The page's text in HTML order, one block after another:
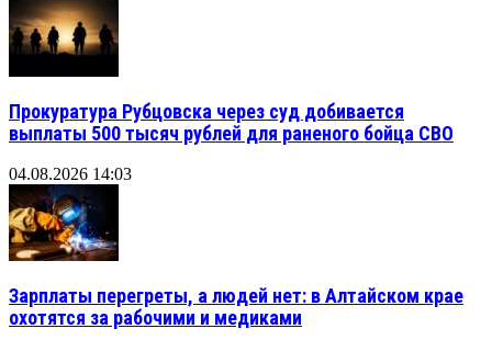
Прокуратура Рубцовска через суд добивается
выплаты 500 тысяч рублей для раненого бойца СВО
04.08.2026 14:03
Зарплаты перегреты, а людей нет: в Алтайском крае
охотятся за рабочими и медиками